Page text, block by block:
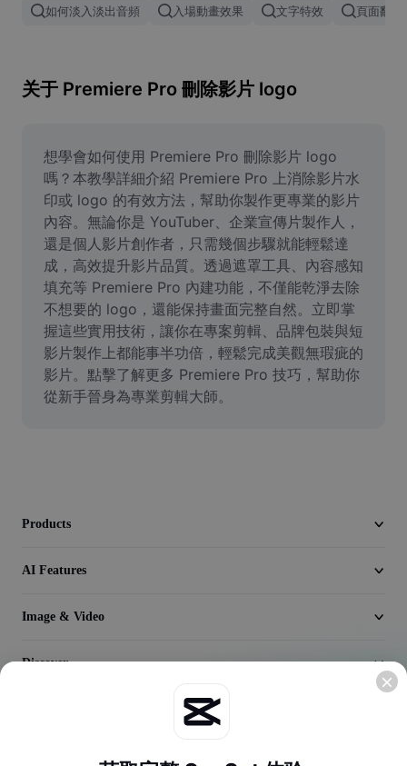
Resize Image
Meme Generator
AI Text Remover
AI People Remover
AI Inpainting
Face Cutout
Video
Remove video BG
Trim Video
Add Subtitles To Video
如何淡入淡出音頻 入場動畫效果 文字特效 頁面翻頁
关于 Premiere Pro 刪除影片 logo
想學會如何使用 Premiere Pro 刪除影片 logo
嗎？本教學詳細介紹 Premiere Pro 上消除影片水
印或 logo 的有效方法，幫助你製作更專業的影片
內容。無論你是 YouTuber、企業宣傳片製作人，
還是個人影片創作者，只需幾個步驟就能輕鬆達
成，高效提升影片品質。透過遮罩工具、內容感知
填充等 Premiere Pro 內建功能，不僅能乾淨去除
不想要的 logo，還能保持畫面完整自然。立即掌
握這些實用技術，讓你在專案剪輯、品牌包裝與短
影片製作上都能事半功倍，輕鬆完成美觀無瑕疵的
影片。點擊了解更多 Premiere Pro 技巧，幫助你
從新手晉身為專業剪輯大師。
Products
AI Features
Image & Video
Discover